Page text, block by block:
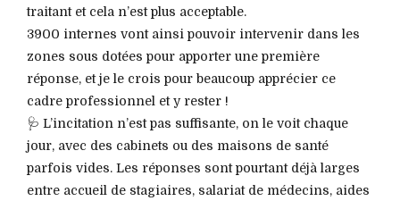
traitant et cela n’est plus acceptable.
3900 internes vont ainsi pouvoir intervenir dans les
zones sous dotées pour apporter une première
réponse, et je le crois pour beaucoup apprécier ce
cadre professionnel et y rester !
🩺 L’incitation n’est pas suffisante, on le voit chaque
jour, avec des cabinets ou des maisons de santé
parfois vides. Les réponses sont pourtant déjà larges
entre accueil de stagiaires, salariat de médecins, aides